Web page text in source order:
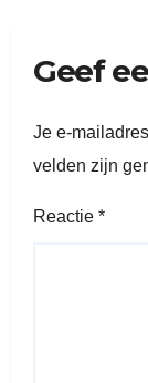
Geef
Je e-
velden zijn
Reactie *